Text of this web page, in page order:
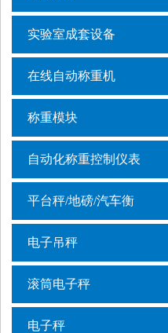
实验室成套设备
在线自动称重机
称重模块
自动化称重控制仪表
平台秤/地磅/汽车衡
电子吊秤
滚筒电子秤
电子秤